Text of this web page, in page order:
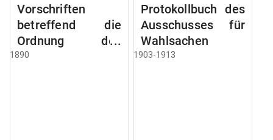
Vorschriften
betreffend die
Ordnung des
Geschäftsganges
1890
Protokollbuch des
Ausschusses für
Wahlsachen
1903-1913